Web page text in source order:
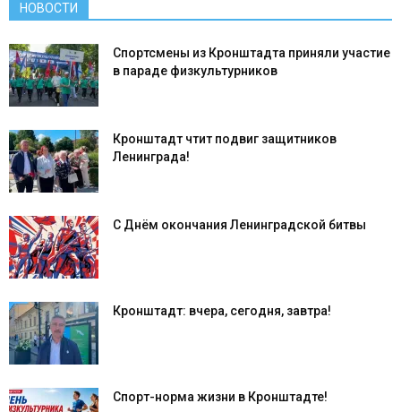
НОВОСТИ
Спортсмены из Кронштадта приняли участие
в параде физкультурников
Кронштадт чтит подвиг защитников
Ленинграда!
С Днём окончания Ленинградской битвы
Кронштадт: вчера, сегодня, завтра!
Спорт-норма жизни в Кронштадте!